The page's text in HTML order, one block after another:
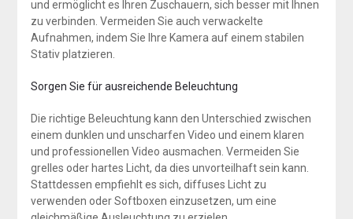
und ermöglicht es Ihren Zuschauern, sich besser mit Ihnen
zu verbinden. Vermeiden Sie auch verwackelte
Aufnahmen, indem Sie Ihre Kamera auf einem stabilen
Stativ platzieren.
Sorgen Sie für ausreichende Beleuchtung
Die richtige Beleuchtung kann den Unterschied zwischen
einem dunklen und unscharfen Video und einem klaren
und professionellen Video ausmachen. Vermeiden Sie
grelles oder hartes Licht, da dies unvorteilhaft sein kann.
Stattdessen empfiehlt es sich, diffuses Licht zu
verwenden oder Softboxen einzusetzen, um eine